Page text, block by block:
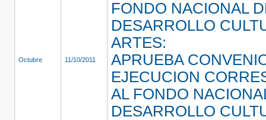
Octubre 11/10/2011
FONDO NACIONAL
DESARROLLO
ARTES:
APRUEBA
EJECUCION
AL FONDO
DESARROLLO